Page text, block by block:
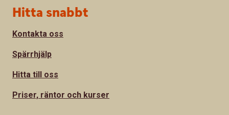
Sidfot
Hitta snabbt
Kontakta oss
Spärrhjälp
Hitta till oss
Priser, räntor och kurser